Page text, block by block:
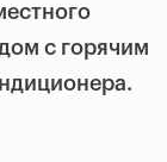
с горячим